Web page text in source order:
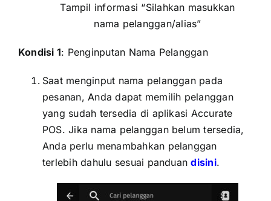
Tampil informasi “Silahkan masukkan
nama pelanggan/alias”
Kondisi 1: Penginputan Nama Pelanggan
Saat menginput nama pelanggan pada
pesanan, Anda dapat memilih pelanggan
yang sudah tersedia di aplikasi Accurate
POS. Jika nama pelanggan belum tersedia,
Anda perlu menambahkan pelanggan
terlebih dahulu sesuai panduandisini.